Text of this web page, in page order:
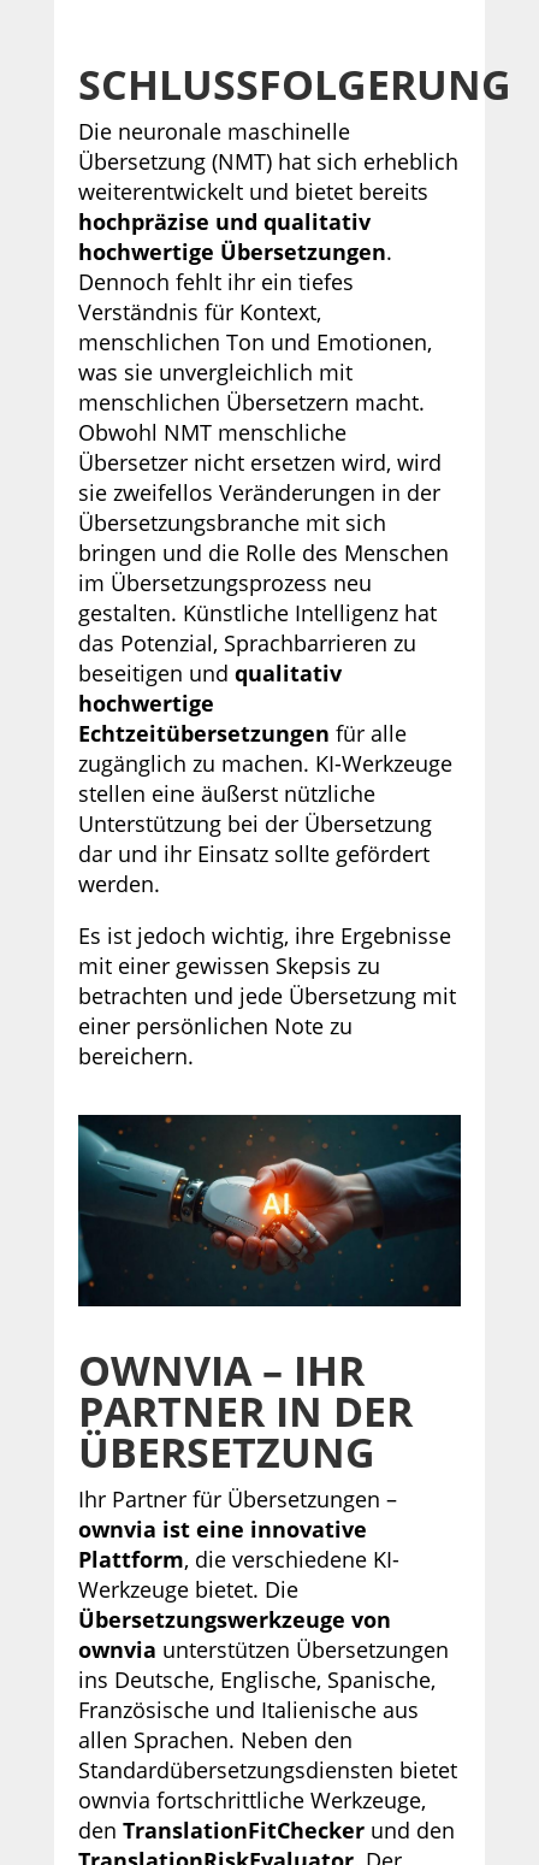
SCHLUSSFOLGERUNG
Die neuronale maschinelle
Übersetzung (NMT) hat sich erheblich
weiterentwickelt und bietet bereits
hochpräzise und qualitativ
hochwertige Übersetzungen.
Dennoch fehlt ihr ein tiefes
Verständnis für Kontext,
menschlichen Ton und Emotionen,
was sie unvergleichlich mit
menschlichen Übersetzern macht.
Obwohl NMT menschliche
Übersetzer nicht ersetzen wird, wird
sie zweifellos Veränderungen in der
Übersetzungsbranche mit sich
bringen und die Rolle des Menschen
im Übersetzungsprozess neu
gestalten. Künstliche Intelligenz hat
das Potenzial, Sprachbarrieren zu
beseitigen und qualitativ
hochwertige
Echtzeitübersetzungen für alle
zugänglich zu machen. KI-Werkzeuge
stellen eine äußerst nützliche
Unterstützung bei der Übersetzung
dar und ihr Einsatz sollte gefördert
werden.
Es ist jedoch wichtig, ihre Ergebnisse
mit einer gewissen Skepsis zu
betrachten und jede Übersetzung mit
einer persönlichen Note zu
bereichern.
OWNVIA – IHR
PARTNER IN DER
ÜBERSETZUNG
Ihr Partner für Übersetzungen –
ownvia ist eine innovative
Plattform, die verschiedene KI-
Werkzeuge bietet. Die
Übersetzungswerkzeuge von
ownvia unterstützen Übersetzungen
ins Deutsche, Englische, Spanische,
Französische und Italienische aus
allen Sprachen. Neben den
Standardübersetzungsdiensten bietet
ownvia fortschrittliche Werkzeuge,
den TranslationFitCheckerund den